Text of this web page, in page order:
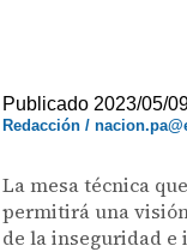
Publicado 2023/05/
Redacción /
La mesa técnica
permitirá una
de la inseguridad